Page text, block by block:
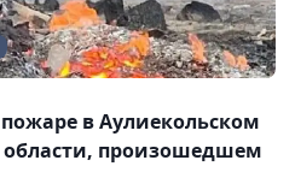
в Аулиекольском
области, произошедшем